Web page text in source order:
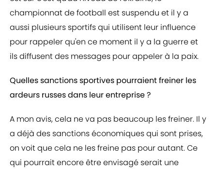
championnat de football est suspendu et il y a
aussi plusieurs sportifs qui utilisent leur influence
pour rappeler qu'en ce moment il y a la guerre et
ils diffusent des messages pour appeler à la paix.
Quelles sanctions sportives pourraient freiner les
ardeurs russes dans leur entreprise ?
A mon avis, cela ne va pas beaucoup les freiner. Il y
a déjà des sanctions économiques qui sont prises,
on voit que cela ne les freine pas pour autant. Ce
qui pourrait encore être envisagé serait une